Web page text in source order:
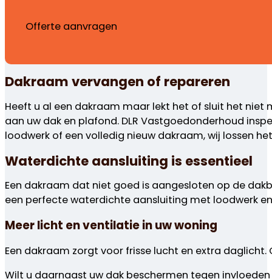
Offerte aanvragen
Dakraam vervangen of repareren
Heeft u al een dakraam maar lekt het of sluit het niet
aan uw dak en plafond. DLR Vastgoedonderhoud
loodwerk of een volledig nieuw dakraam, wij lossen
Waterdichte aansluiting is essentieel
Een dakraam dat niet goed is aangesloten op de
een perfecte waterdichte aansluiting met loodwerk
Meer licht en ventilatie in uw woning
Een dakraam zorgt voor frisse lucht en extra
Wilt u daarnaast uw dak beschermen tegen